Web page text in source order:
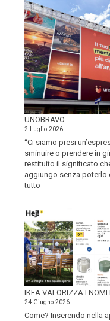
UNOBRAVO
2 Luglio 2026
“Ci siamo presi
sminuire o prendere in
restituito il significato
aggiungo senza poterlo
tutto
IKEA VALORIZZA I NOMI
24 Giugno 2026
Come? Inserendo nella